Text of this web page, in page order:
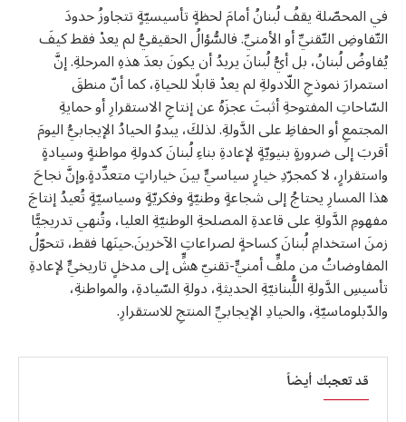
في المحصّلة يقفُ لُبنانُ أمامَ لحظةٍ تأسيسيّةٍ تتجاوزُ حدودَ
التّفاوضِ التّقنيِّ أو الأمنيِّ. فالسُّؤالُ الحقيقيُّ لم يعدْ فقط كيفَ
يُفاوضُ لُبنانُ، بل أيُّ لُبنانَ يريدُ أن يكونَ بعدَ هذهِ المرحلةِ. إنَّ
استمرارَ نموذجِ اللّادولةِ لم يعدْ قابلًا للحياةِ، كما أنّ منطقَ
السّاحاتِ المفتوحةِ أثبتَ عجزَهُ عن إنتاجِ الاستقرارِ أو حمايةِ
المجتمعِ أو الحفاظِ على الدَّولةِ. لذلكَ، يبدوُ الحيادُ الإيجابيُّ اليومَ
أقربَ إلى ضرورةٍ بنيويّةٍ لإعادةِ بناءِ لُبنانَ كدولةِ مواطنةٍ وسيادةٍ
واستقرارٍ، لا كمجرّدِ خيارٍ سياسيٍّ بينَ خياراتٍ متعدِّدةٍ.وإنَّ نجاحَ
هذا المسارِ يحتاجُ إلى شجاعةٍ وطنيّةٍ وفكريّةٍ وسياسيّةٍ تُعيدُ إنتاجَ
مفهومِ الدَّولةِ على قاعدةِ المصلحةِ الوطنيّةِ العليا، وتُنهي تدريجيًّا
زمنَ استخدامِ لُبنانَ كساحةٍ لصراعاتِ الآخرينَ.حينَها فقط، تتحوّلُ
المفاوضاتُ من ملفٍّ أمنيٍّ-تقنيّ هشٍّ إلى مدخلٍ تاريخيٍّ لإعادةِ
تأسيسِ الدَّولةِ اللُّبنانيّةِ الحديثةِ، دولةِ السّيادةِ، والمواطنةِ،
والدّبلوماسيّةِ، والحيادِ الإيجابيِّ المنتجِ للاستقرارِ.
قد تعجبك أيضاً